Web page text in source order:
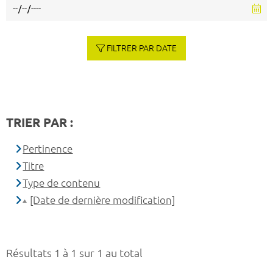
Résultats 1 à 1 sur 1 au total
FILTRER PAR DATE
TRIER PAR :
Pertinence
Titre
Type de contenu
[Date de dernière modification]